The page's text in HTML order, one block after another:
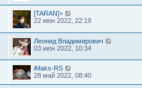
[TARAN]>
22 июн 2022, 22:19
Леонид Владимирович
03 июн 2022, 10:34
iMaks-RS
28 май 2022, 08:40